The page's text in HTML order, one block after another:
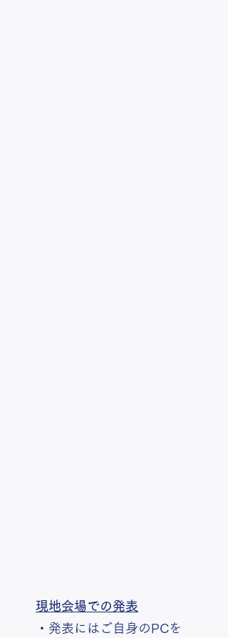
現地会場での発表
・発表にはご自身のPCを